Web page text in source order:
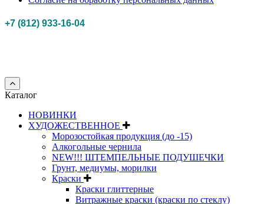
+7 (812) 933-16-04
Каталог
НОВИНКИ
ХУДОЖЕСТВЕННОЕ
Морозостойкая продукция (до -15)
Алкогольные чернила
NEW!!! ШТЕМПЕЛЬНЫЕ ПОДУШЕЧКИ
Грунт, медиумы, морилки
Краски
Краски глиттерные
Витражные краски (краски по стеклу)